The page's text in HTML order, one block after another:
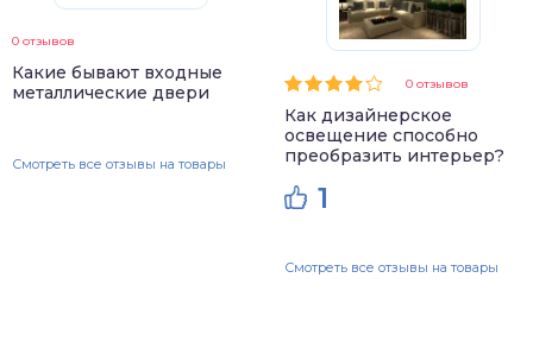
0 отзывов
Какие бывают входные
металлические двери
Смотреть все отзывы на товары
0 отзывов
Как дизайнерское
освещение способно
преобразить интерьер?
1
Смотреть все отзывы на товары